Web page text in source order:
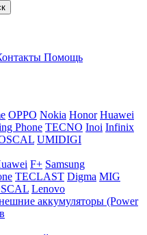
Помощь
OPPO Nokia Honor Huawei
Phone TECNO Inoi Infinix
UMIDIGI
F+ Samsung
TECLAST Digma MIG
Lenovo
аккумуляторы (Power